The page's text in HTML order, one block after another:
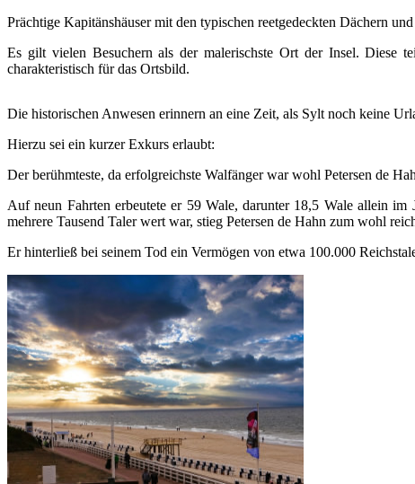
Prächtige Kapitänshäuser mit den typischen reetgedeckten Dächern
Es gilt vielen Besuchern als der malerischste Ort der Insel. Diese
charakteristisch für das Ortsbild.
Die historischen Anwesen erinnern an eine Zeit, als Sylt noch keine
Hierzu sei ein kurzer Exkurs erlaubt:
Der berühmteste, da erfolgreichste Walfänger war wohl Petersen de
Auf neun Fahrten erbeutete er 59 Wale, darunter 18,5 Wale allein
mehrere Tausend Taler wert war, stieg Petersen de Hahn zum wohl
Er hinterließ bei seinem Tod ein Vermögen von etwa 100.000